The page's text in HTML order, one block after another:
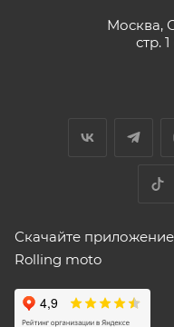
Москва,
стр.
Скачайте приложение
Rolling moto